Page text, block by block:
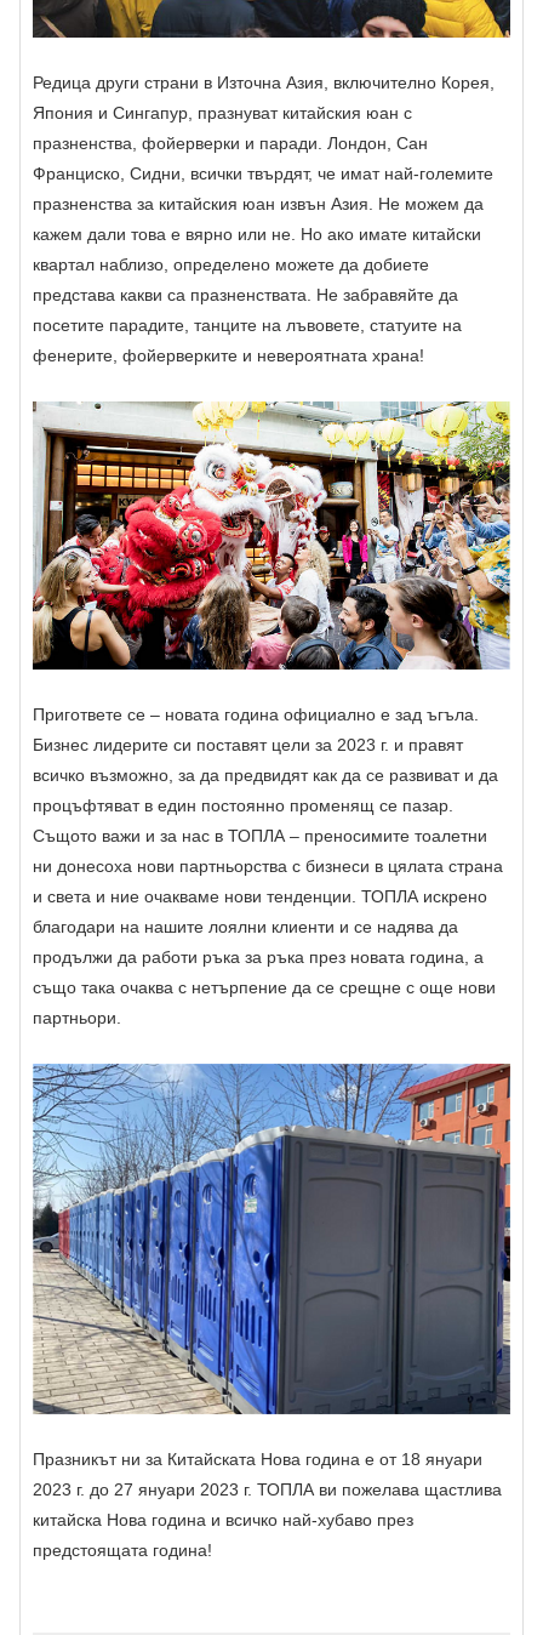
Редица други страни в Източна Азия, включително Корея,
Япония и Сингапур, празнуват китайския юан с
празненства, фойерверки и паради. Лондон, Сан
Франциско, Сидни, всички твърдят, че имат най-големите
празненства за китайския юан извън Азия. Не можем да
кажем дали това е вярно или не. Но ако имате китайски
квартал наблизо, определено можете да добиете
представа какви са празненствата. Не забравяйте да
посетите парадите, танците на лъвовете, статуите на
фенерите, фойерверките и невероятната храна!
Пригответе се – новата година официално е зад ъгъла.
Бизнес лидерите си поставят цели за 2023 г. и правят
всичко възможно, за да предвидят как да се развиват и да
процъфтяват в един постоянно променящ се пазар.
Същото важи и за нас в ТОПЛА – преносимите тоалетни
ни донесоха нови партньорства с бизнеси в цялата страна
и света и ние очакваме нови тенденции. ТОПЛА искрено
благодари на нашите лоялни клиенти и се надява да
продължи да работи ръка за ръка през новата година, а
също така очаква с нетърпение да се срещне с още нови
партньори.
Празникът ни за Китайската Нова година е от 18 януари
2023 г. до 27 януари 2023 г. ТОПЛА ви пожелава щастлива
китайска Нова година и всичко най-хубаво през
предстоящата година!